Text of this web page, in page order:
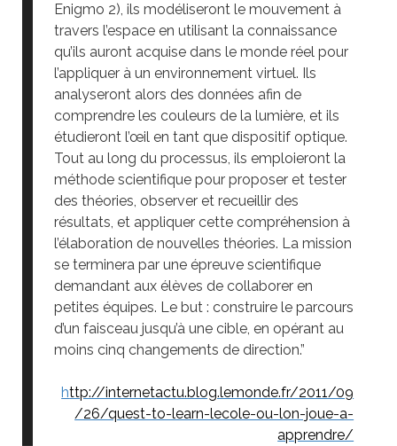
Enigmo 2), ils modéliseront le mouvement à
travers l’espace en utilisant la connaissance
qu’ils auront acquise dans le monde réel pour
l’appliquer à un environnement virtuel. Ils
analyseront alors des données afin de
comprendre les couleurs de la lumière, et ils
étudieront l’œil en tant que dispositif optique.
Tout au long du processus, ils emploieront la
méthode scientifique pour proposer et tester
des théories, observer et recueillir des
résultats, et appliquer cette compréhension à
l’élaboration de nouvelles théories. La mission
se terminera par une épreuve scientifique
demandant aux élèves de collaborer en
petites équipes. Le but : construire le parcours
d’un faisceau jusqu’à une cible, en opérant au
moins cinq changements de direction.”
http://internetactu.blog.lemonde.fr/2011/09
/26/quest-to-learn-lecole-ou-lon-joue-a-
apprendre/